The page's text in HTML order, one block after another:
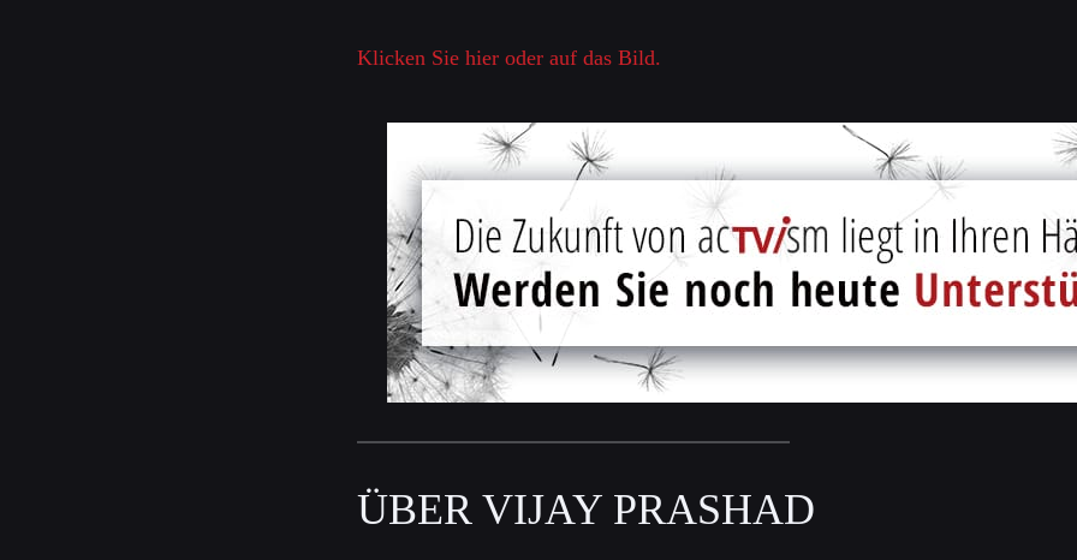
Klicken Sie hier oder auf das Bild.
ÜBER VIJAY PRASHAD